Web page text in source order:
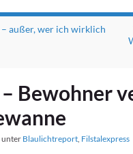
– außer, wer ich wirklich
Bewohner
unter Blaulichtreport, Filstalexpress